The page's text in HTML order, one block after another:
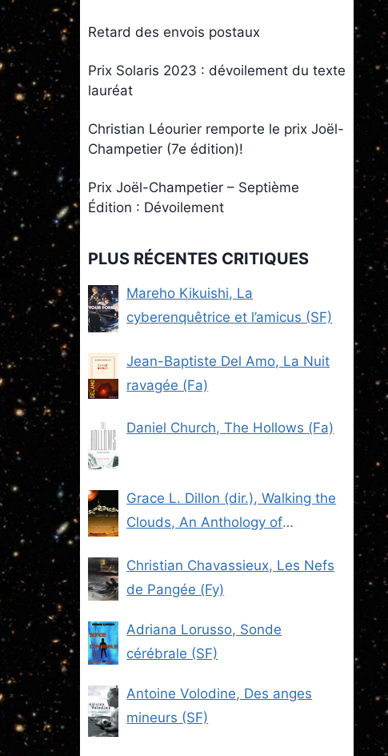
Retard des envois postaux
Prix Solaris 2023 : dévoilement du texte
lauréat
Christian Léourier remporte le prix Joël-
Champetier (7e édition)!
Prix Joël-Champetier – Septième
Édition : Dévoilement
PLUS RÉCENTES CRITIQUES
Mareho Kikuishi, La
cyberenquêtrice et l’amicus (SF)
Jean-Baptiste Del Amo, La Nuit
ravagée (Fa)
Daniel Church, The Hollows (Fa)
Grace L. Dillon (dir.), Walking the
Clouds, An Anthology of
Christian Chavassieux, Les Nefs
de Pangée (Fy)
Adriana Lorusso, Sonde
cérébrale (SF)
Antoine Volodine, Des anges
mineurs (SF)